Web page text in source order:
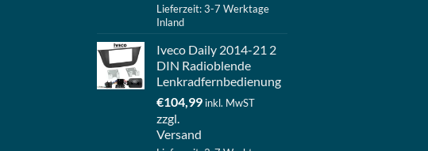
Lieferzeit: 3-7 Werktage
Inland
Iveco Daily 2014-21 2
DIN Radioblende
Lenkradfernbedienung
€104,99 inkl. MwST
zzgl.
Versand